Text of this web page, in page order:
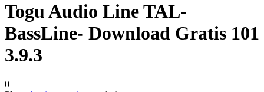
Togu Audio Line TAL-
BassLine- Download Gratis 101
3.9.3
0